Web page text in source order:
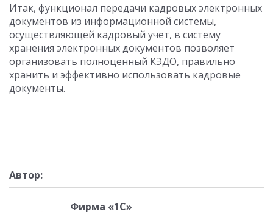
Итак, функционал передачи кадровых электронных
документов из информационной системы,
осуществляющей кадровый учет, в систему
хранения электронных документов позволяет
организовать полноценный КЭДО, правильно
хранить и эффективно использовать кадровые
документы.
Автор:
Фирма «1С»